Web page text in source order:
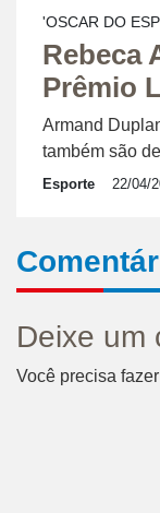
'OSCAR DO
Rebeca
Prêmio
Armand
também são
Esporte 22/04/
Deixe um
Você precisa